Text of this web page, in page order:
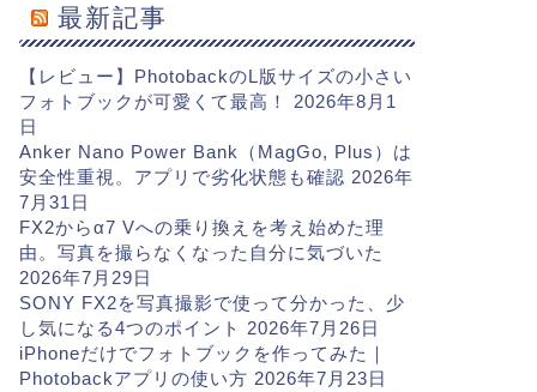
最新記事
【レビュー】PhotobackのL版サイズの小さい
フォトブックが可愛くて最高！
2026年8月1
日
Anker Nano Power Bank（MagGo, Plus）は
安全性重視。アプリで劣化状態も確認 2026年
7月31日
FX2からα7 Vへの乗り換えを考え始めた理
由。写真を撮らなくなった自分に気づいた
2026年7月29日
SONY FX2を写真撮影で使って分かった、少
し気になる4つのポイント 2026年7月26日
iPhoneだけでフォトブックを作ってみた｜
Photobackアプリの使い方 2026年7月23日